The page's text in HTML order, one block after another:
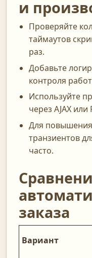
и
Проверяйте
таймаутов
раз.
Добавьте
контроля
Используйте
через AJAX или
Для повышения
транзиентов
часто.
заказа
Вариант